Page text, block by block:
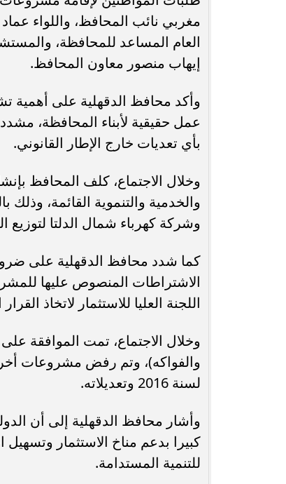
مغربي نائب المحافظ، واللواء عماد
العام المساعد للمحافظة،
إيهاب منصور معاون المحافظ.
وأكد محافظ الدقهلية على أهمية
عمل حقيقية لأبناء المحافظة،
بأي تعديات خارج الإطار القانوني.
وخلال الاجتماع، كلف المحافظ
والخدمية والتنموية القائمة،
وشركة كهرباء شمال الدلتا لتوزيع
كما شدد محافظ الدقهلية على
الاشتراطات المنصوص عليها
اللجنة العليا للاستثمار لاتخاذ
وخلال الاجتماع، تمت الموافقة
لسنة 2016 وتعديلاته.
وأشار محافظ الدقهلية إلى أن
للتنمية المستدامة.
وتحقيق...
بمستشفى